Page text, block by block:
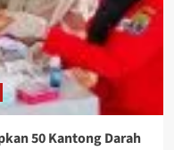
50 Kantong Darah